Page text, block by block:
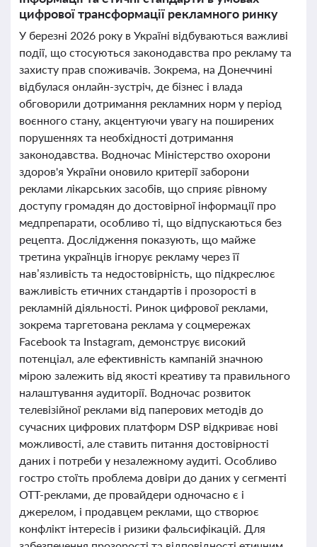
цифрової трансформації рекламного ринку
У березні 2026 року в Україні відбуваються важливі
події, що стосуються законодавства про рекламу та
захисту прав споживачів. Зокрема, на Донеччині
відбулася онлайн-зустріч, де бізнес і влада
обговорили дотримання рекламних норм у період
воєнного стану, акцентуючи увагу на поширених
порушеннях та необхідності дотримання
законодавства. Водночас Міністерство охорони
здоров'я України оновило критерії заборони
реклами лікарських засобів, що сприяє рівному
доступу громадян до достовірної інформації про
медпрепарати, особливо ті, що відпускаються без
рецепта. Дослідження показують, що майже
третина українців ігнорує рекламу через її
нав’язливість та недостовірність, що підкреслює
важливість етичних стандартів і прозорості в
рекламній діяльності. Ринок цифрової реклами,
зокрема таргетована реклама у соцмережах
Facebook та Instagram, демонструє високий
потенціал, але ефективність кампаній значною
мірою залежить від якості креативу та правильного
налаштування аудиторії. Водночас розвиток
телевізійної реклами від паперових методів до
сучасних цифрових платформ DSP відкриває нові
можливості, але ставить питання достовірності
даних і потреби у незалежному аудиті. Особливо
гостро стоїть проблема довіри до даних у сегменті
OTT-реклами, де провайдери одночасно є і
джерелом, і продавцем реклами, що створює
конфлікт інтересів і ризики фальсифікацій. Для